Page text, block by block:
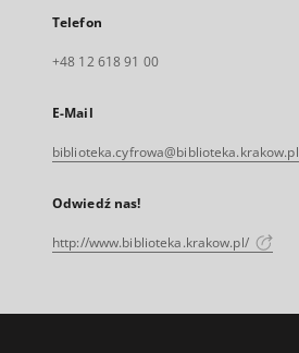
Telefon
+48 12 618 91 00
E-Mail
biblioteka.cyfrowa@biblioteka.krakow.pl
Odwiedź nas!
http://www.biblioteka.krakow.pl/